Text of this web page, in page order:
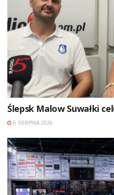
Ślepsk Malow Suwałki
6 SIERPNIA 2026